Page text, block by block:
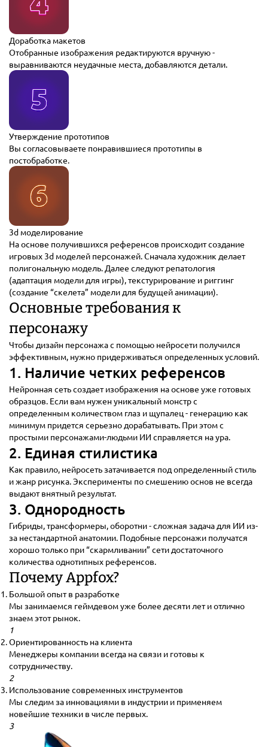
Доработка макетов
Отобранные изображения редактируются вручную -
выравниваются неудачные места, добавляются детали.
Утверждение прототипов
Вы согласовываете понравившиеся прототипы в
постобработке.
3d моделирование
На основе получившихся референсов происходит создание
игровых 3d моделей персонажей. Сначала художник делает
полигональную модель. Далее следуют репатология
(адаптация модели для игры), текстурирование и риггинг
(создание “скелета” модели для будущей анимации).
Основные требования к
персонажу
Чтобы дизайн персонажа с помощью нейросети получился
эффективным, нужно придерживаться определенных условий.
1. Наличие четких референсов
Нейронная сеть создает изображения на основе уже готовых
образцов. Если вам нужен уникальный монстр с
определенным количеством глаз и щупалец - генерацию как
минимум придется серьезно дорабатывать. При этом с
простыми персонажами-людьми ИИ справляется на ура.
2. Единая стилистика
Как правило, нейросеть затачивается под определенный стиль
и жанр рисунка. Эксперименты по смешению основ не всегда
выдают внятный результат.
3. Однородность
Гибриды, трансформеры, оборотни - сложная задача для ИИ из-
за нестандартной анатомии. Подобные персонажи получатся
хорошо только при “скармливании” сети достаточного
количества однотипных референсов.
Почему Appfox?
Большой опыт в разработке
Мы занимаемся геймдевом уже более десяти лет и отлично
знаем этот рынок.
1
Ориентированность на клиента
Менеджеры компании всегда на связи и готовы к
сотрудничеству.
2
Использование современных инструментов
Мы следим за инновациями в индустрии и применяем
новейшие техники в числе первых.
3